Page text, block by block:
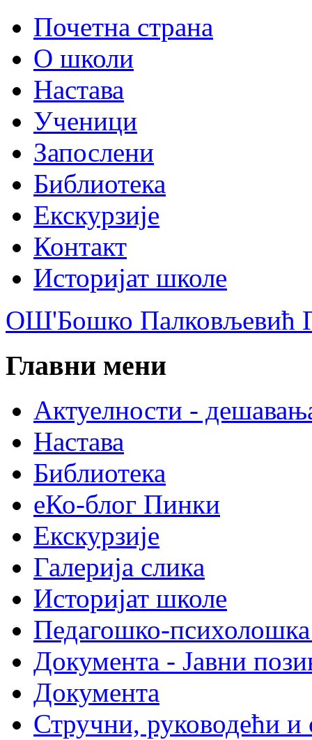
Почетна страна
О школи
Настава
Ученици
Запослени
Библиотека
Екскурзије
Контакт
Историјат школе
ОШ'Бошко Палковљевић
Главни мени
Актуелности -
Настава
Библиотека
еКо-блог Пинки
Екскурзије
Галерија слика
Историјат школе
Педагошко-психолошка
Документа - Јавни
Документа
Стручни, руководећи и